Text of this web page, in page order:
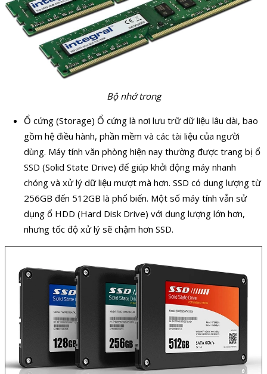
Bộ nhớ trong
Ổ cứng (Storage) Ổ cứng là nơi lưu trữ dữ liệu lâu dài, bao
gồm hệ điều hành, phần mềm và các tài liệu của người
dùng. Máy tính văn phòng hiện nay thường được trang bị ổ
SSD (Solid State Drive) để giúp khởi động máy nhanh
chóng và xử lý dữ liệu mượt mà hơn. SSD có dung lượng từ
256GB đến 512GB là phổ biến. Một số máy tính vẫn sử
dụng ổ HDD (Hard Disk Drive) với dung lượng lớn hơn,
nhưng tốc độ xử lý sẽ chậm hơn SSD.